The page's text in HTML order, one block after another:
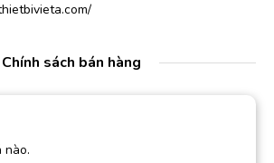
Chính sách bán hàng
nào.